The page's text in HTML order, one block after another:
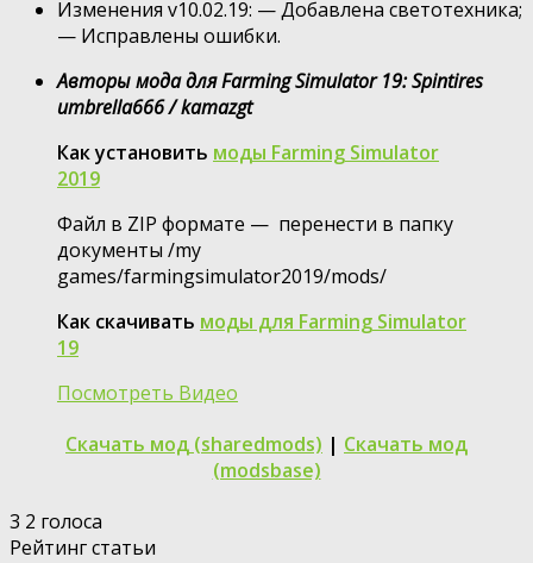
Изменения v10.02.19: — Добавлена светотехника;
— Исправлены ошибки.
Авторы мода для Farming Simulator 19: Spintires
umbrella666 / kamazgt
Как установить моды Farming Simulator
2019
Файл в ZIP формате — перенести в папку
документы /my
games/farmingsimulator2019/mods/
Как скачивать моды для Farming Simulator
19
Посмотреть Видео
Скачать мод (sharedmods) | Скачать мод
(modsbase)
3 2 голоса
Рейтинг статьи